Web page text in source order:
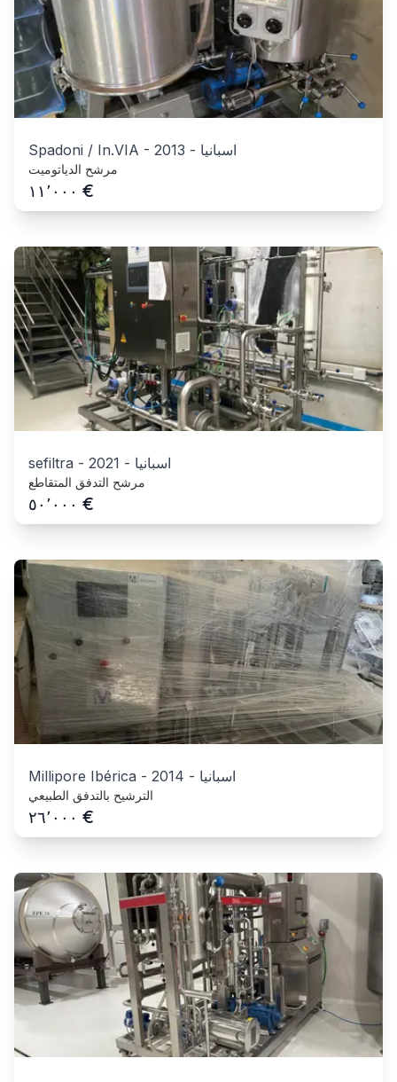
Spadoni / In.VIA - 2013 - اسبانيا
مرشح الدياتوميت
١١٬٠٠٠ €
sefiltra - 2021 - اسبانيا
مرشح التدفق المتقاطع
٥٠٬٠٠٠ €
Millipore Ibérica - 2014 - اسبانيا
الترشيح بالتدفق الطبيعي
٢٦٬٠٠٠ €